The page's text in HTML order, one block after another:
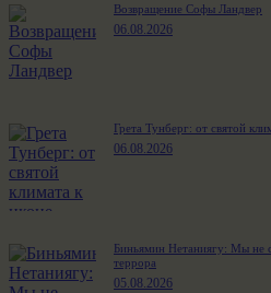
Возвращение Софы Ландвер
06.08.2026
Грета Тунберг: от святой
06.08.2026
Биньямин Нетаниягу: Мы не
террора
05.08.2026